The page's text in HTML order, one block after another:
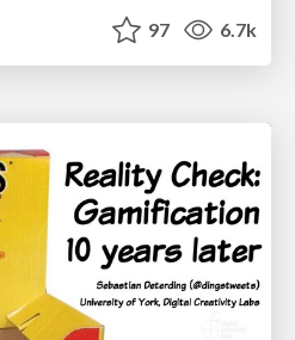
97 6.7k